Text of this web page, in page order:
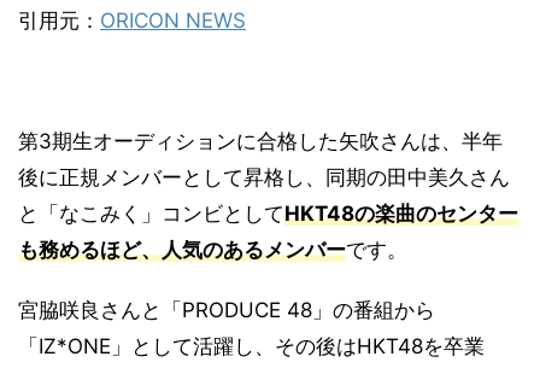
引用元： ORICON NEWS
第3期生オーディションに合格した矢吹さんは、半年
後に正規メンバーとして昇格し、同期の田中美久さん
と「なこみく」コンビとしてHKT48の楽曲のセンター
も務めるほど、人気のあるメンバーです。
宮脇咲良さんと「PRODUCE 48」の番組から
「IZ*ONE」として活躍し、その後はHKT48を卒業